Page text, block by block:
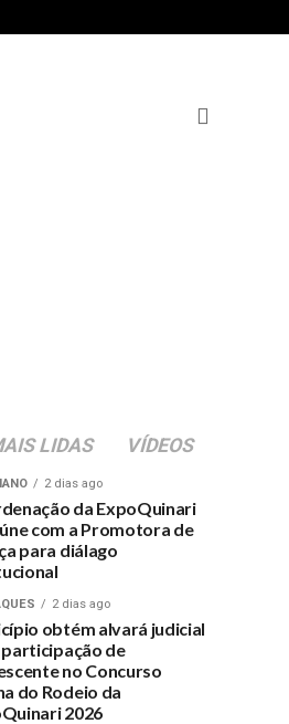
LIDAS VÍDEOS
2 dias ago
da ExpoQuinari
com a Promotora de
para diálago
2 dias ago
obtém alvará judicial
de
no Concurso
do Rodeio da
2026